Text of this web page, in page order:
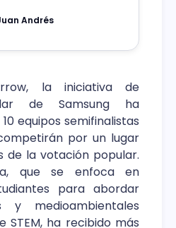
Andrés
la iniciativa de
de Samsung ha
equipos semifinalistas
por un lugar
de la votación popular.
que se enfoca en
para abordar
y medioambientales
STEM, ha recibido más